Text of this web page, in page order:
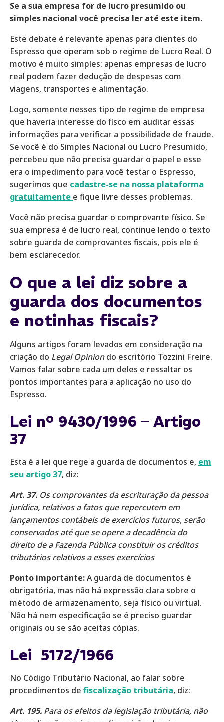
Se a sua empresa for de lucro presumido ou
simples nacional você precisa ler até este item.
Este debate é relevante apenas para clientes do
Espresso que operam sob o regime de Lucro Real. O
motivo é muito simples: apenas empresas de lucro
real podem fazer dedução de despesas com
viagens, transportes e alimentação.
Logo, somente nesses tipo de regime de empresa
que haveria interesse do fisco em auditar essas
informações para verificar a possibilidade de fraude.
Se você é do Simples Nacional ou Lucro Presumido,
percebeu que não precisa guardar o papel e esse
era o impedimento para você testar o Espresso,
sugerimos que cadastre-se na nossa plataforma
gratuitamente e fique livre desses problemas.
Você não precisa guardar o comprovante físico. Se
sua empresa é de lucro real, continue lendo o texto
sobre guarda de comprovantes fiscais, pois ele é
bem esclarecedor.
O que a lei diz sobre a
guarda dos documentos
e notinhas fiscais?
Alguns artigos foram levados em consideração na
criação do Legal Opiniondo escritório Tozzini Freire.
Vamos falar sobre cada um deles e ressaltar os
pontos importantes para a aplicação no uso do
Espresso.
‍Lei nº 9430/1996 – Artigo
37
Esta é a lei que rege a guarda de documentos e, em
seu artigo 37, diz:
Art. 37. Os comprovantes da escrituração da pessoa
jurídica, relativos a fatos que repercutem em
lançamentos contábeis de exercícios futuros, serão
conservados até que se opere a decadência do
direito de a Fazenda Pública constituir os créditos
tributários relativos a esses exercícios
Ponto importante:A guarda de documentos é
obrigatória, mas não há expressão clara sobre o
método de armazenamento, seja físico ou virtual.
Não há nem especificação se é preciso guardar
originais ou se são aceitas cópias.
Lei 5172/1966
No Código Tributário Nacional, ao falar sobre
procedimentos de fiscalização tributária, diz:
Art. 195. Para os efeitos da legislação tributária, não